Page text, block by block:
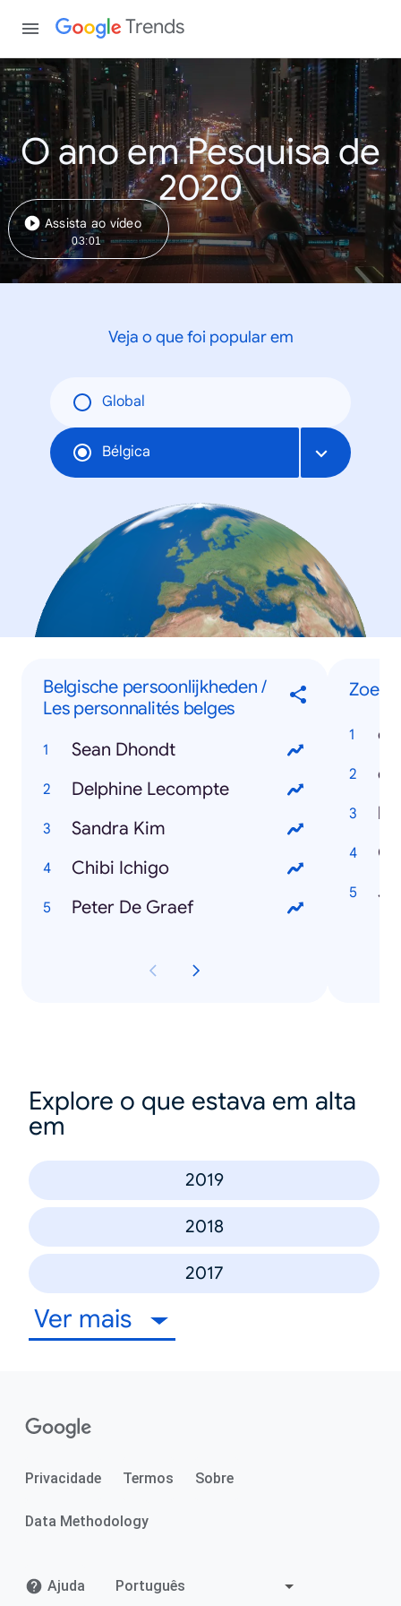
Trends
O ano em Pesquisa de
2020
Assista ao vídeo
03:01
Veja o que foi popular em
Global
Bélgica
Belgische persoonlijkheden /
Les personnalités belges
Sean Dhondt
Delphine Lecompte
Sandra Kim
Chibi Ichigo
Peter De Graef
Explore o que estava em alta
em
2019
2018
2017
Ver mais
Privacidade Termos Sobre
Data Methodology
Ajuda